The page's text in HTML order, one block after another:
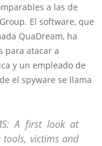
a las de
El software, que
QuaDream, ha
para atacar a
y un empleado de
el spyware se llama
A first look at
tools, victims and